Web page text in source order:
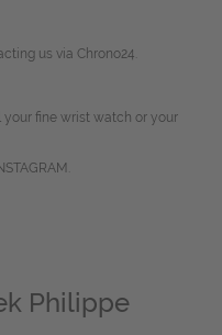
us via Chrono24.
your fine wrist watch or your
Philippe